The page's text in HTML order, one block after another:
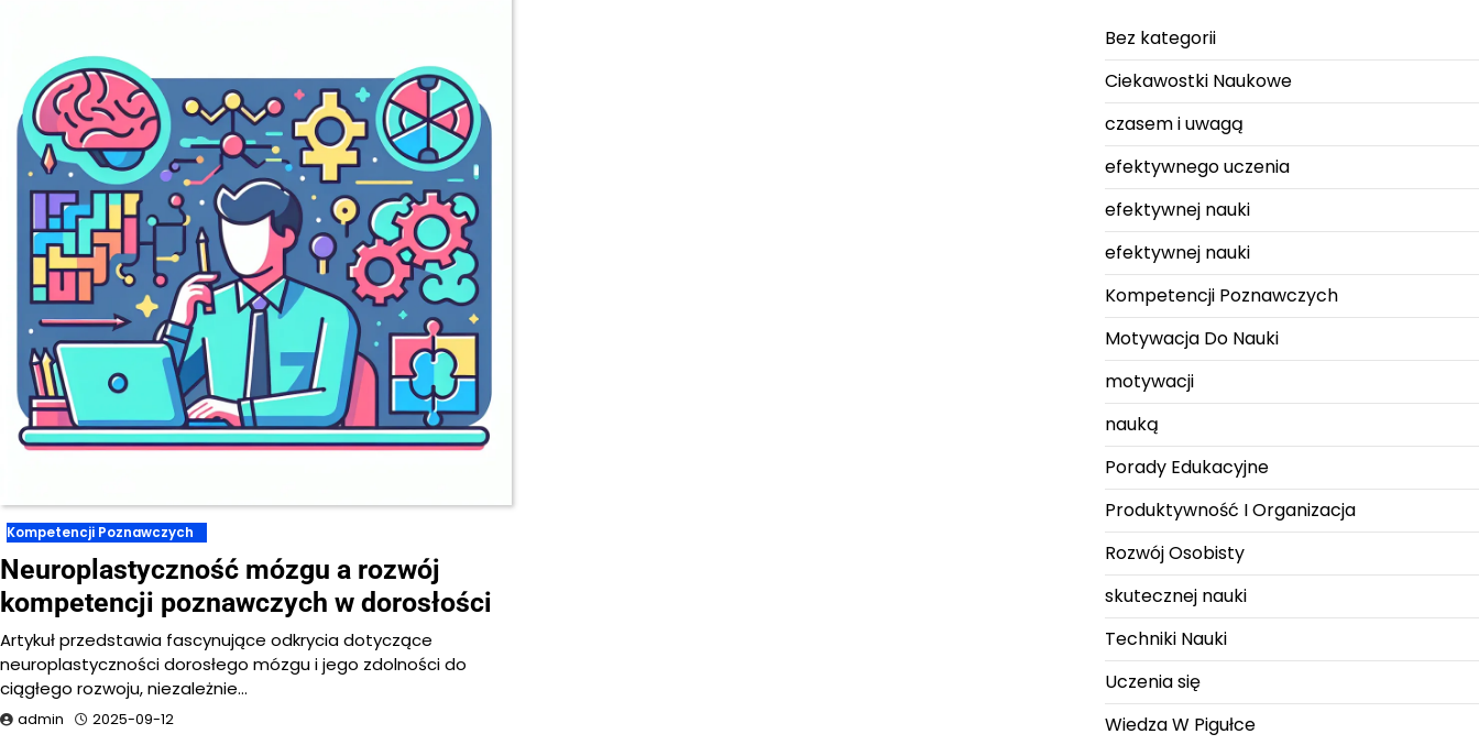
Kompetencji Poznawczych
Neuroplastyczność mózgu a rozwój
kompetencji poznawczych w dorosłości
Artykuł przedstawia fascynujące odkrycia dotyczące
neuroplastyczności dorosłego mózgu i jego zdolności do
ciągłego rozwoju, niezależnie…
admin 2025-09-12
Bez kategorii
Ciekawostki Naukowe
czasem i uwagą
efektywnego uczenia
efektywnej nauki
efektywnej nauki
Kompetencji Poznawczych
Motywacja Do Nauki
motywacji
nauką
Porady Edukacyjne
Produktywność I Organizacja
Rozwój Osobisty
skutecznej nauki
Techniki Nauki
Uczenia się
Wiedza W Pigułce